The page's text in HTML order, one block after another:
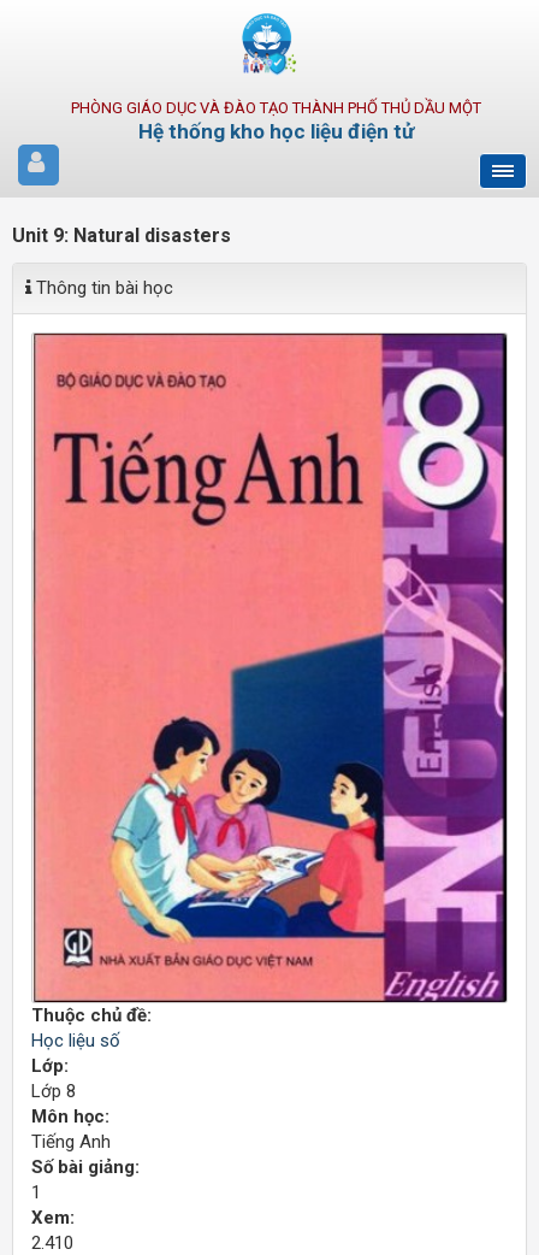
PHÒNG GIÁO DỤC VÀ ĐÀO TẠO THÀNH PHỐ THỦ DẦU MỘT
Hệ thống kho học liệu điện tử
Unit 9: Natural disasters
Thông tin bài học
Thuộc chủ đề:
Học liệu số
Lớp:
Lớp 8
Môn học:
Tiếng Anh
Số bài giảng:
1
Xem:
2.410